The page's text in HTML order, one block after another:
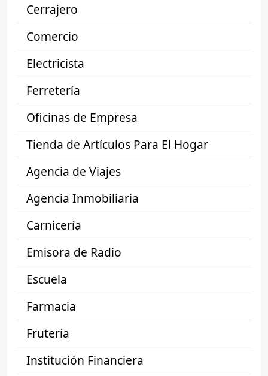
Cerrajero
Comercio
Electricista
Ferretería
Oficinas de Empresa
Tienda de Artículos Para El Hogar
Agencia de Viajes
Agencia Inmobiliaria
Carnicería
Emisora de Radio
Escuela
Farmacia
Frutería
Institución Financiera